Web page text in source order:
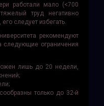
работали мало (<700
труд негативно
следует избегать.
рекомендуют
следующие ограничения
лишь до 20 недели,
только до 32-й